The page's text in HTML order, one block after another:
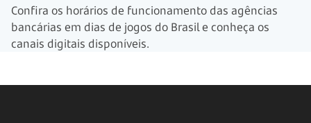
Confira os horários de funcionamento das agências
bancárias em dias de jogos do Brasil e conheça os
canais digitais disponíveis.